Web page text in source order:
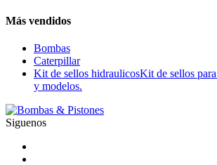
Más vendidos
Bombas
Caterpillar
Kit de sellos hidraulicosKit de sellos
y modelos.
Siguenos